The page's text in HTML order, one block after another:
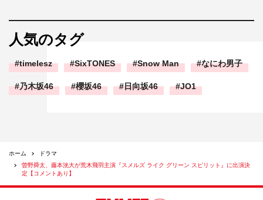
人気のタグ
timelesz SixTONES Snow Man なにわ男子
乃木坂46 櫻坂46 日向坂46 JO1
ホーム
ドラマ
曽野舜太、藤本洸大が荒木飛羽主演『スメルズ ライク グリーン スピリット』に出演決
定【コメントあり】